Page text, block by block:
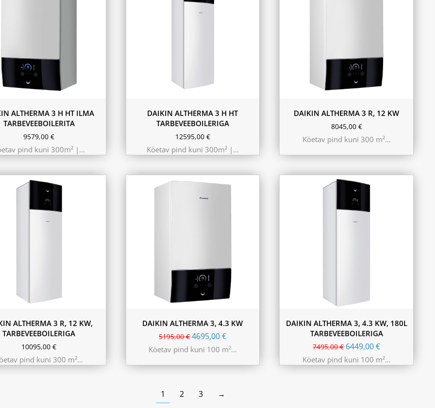
300m²
260m²
220m²
ALTHERMA 3 H HT ILMA
TARBEVEEBOILERITA
9579,00€
pind kuni 300m² |…
DAIKIN ALTHERMA 3 H HT
TARBEVEEBOILERIGA
12595,00 €
Köetav pind kuni 300m² |…
DAIKIN ALTHERMA 3 R, 12 KW
8045,00 €
Köetav pind kuni 300 m²…
230L
ALTHERMA 3 R, 12 KW,
TARBEVEEBOILERIGA
10095,00€
pind kuni 300 m²…
DAIKIN ALTHERMA 3, 4.3 KW
5195,00€ 4695,00€
Köetav pind kuni 100 m²…
DAIKIN ALTHERMA 3, 4.3 KW, 180L
TARBEVEEBOILERIGA
7495,00€ 6449,00€
Köetav pind kuni 100 m²…
1 2 3 →